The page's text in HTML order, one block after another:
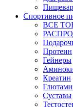
Спортивное
ВСЕ
Протеин
Гейнеры
Креатин
Суставы